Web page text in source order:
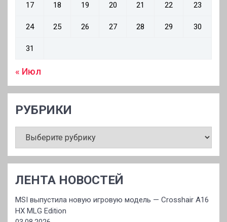
17 18 19 20 21 22 23
24 25 26 27 28 29 30
31
« Июл
РУБРИКИ
ЛЕНТА НОВОСТЕЙ
MSI выпустила новую игровую модель — Crosshair A16
HX MLG Edition